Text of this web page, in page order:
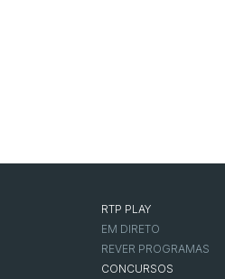
RTP PLAY
EM DIRETO
REVER PROGRAMAS
CONCURSOS